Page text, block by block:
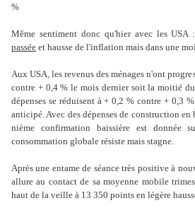
%
Même sentiment donc qu'hier avec les USA
passée et hausse de l'inflation mais dans une
Aux USA, les revenus des ménages n'ont
contre + 0,4 % le mois dernier soit la moitié
dépenses se réduisent à + 0,2 % contre + 0,3
anticipé. Avec des dépenses de construction
nième confirmation baissière est donnée
consommation globale résiste mais stagne.
Après une entame de séance très positive à
allure au contact de sa moyenne mobile
haut de la veille à 13 350 points en légère